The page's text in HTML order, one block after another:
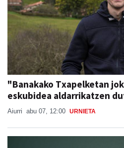
"Banakako Txapelketan
eskubidea aldarrikatzen
Aiurri abu 07, 12:00 URNIETA